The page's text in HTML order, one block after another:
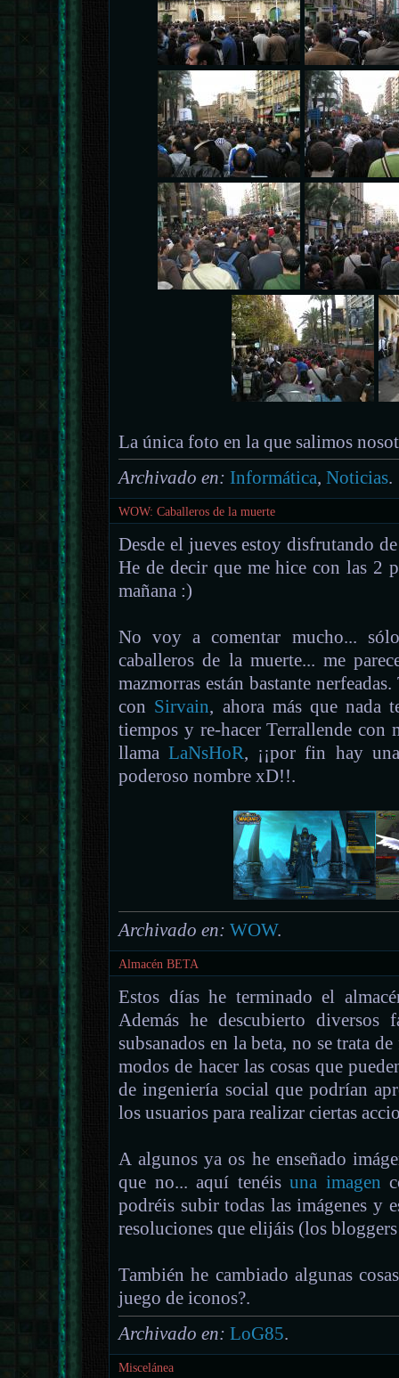
La única foto en la que salimos
Archivado en: Informática,Noticias.
WOW: Caballeros de la muerte
Desde el jueves estoy disfrutando
He de decir que me hice con las 2
mañana :)
No voy a comentar mucho...
caballeros de la muerte... me
mazmorras están bastante
con Sirvain, ahora más que nada
tiempos y re-hacer Terrallende con
llamaLaNsHoR, ¡¡por fin hay
poderoso nombre xD!!.
Archivado en: WOW.
Almacén BETA
Estos días he terminado el
Además he descubierto diversos
subsanados en la beta, no se trata
modos de hacer las cosas que
de ingeniería social que podrían
los usuarios para realizar ciertas
A algunos ya os he enseñado
que no... aquí tenéisuna imagen
podréis subir todas las imágenes y
resoluciones que elijáis (los
También he cambiado algunas
juego de iconos?.
Archivado en: LoG85.
Miscelánea